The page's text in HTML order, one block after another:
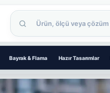
Bayrak & Flama Hazır Tasarımlar